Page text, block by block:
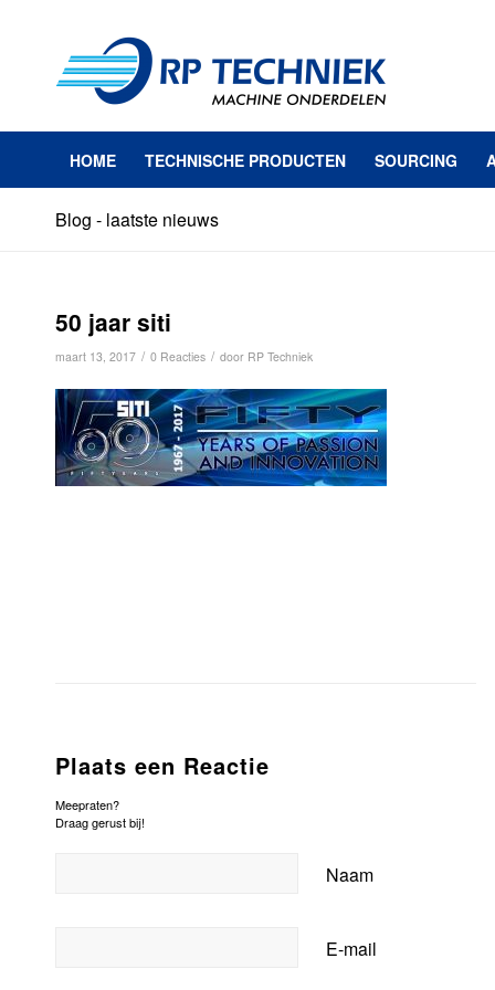
HOME TECHNISCHE PRODUCTEN SOURCING
Blog - laatste nieuws
50 jaar siti
maart 13, 2017 / 0 Reacties / door RP Techniek
Plaats een Reactie
Meepraten?
Draag gerust bij!
Naam
E-mail